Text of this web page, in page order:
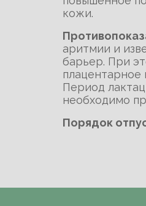
кожи.
аритмии и
барьер. При
плацентарное
Период
необходимо
Порядок